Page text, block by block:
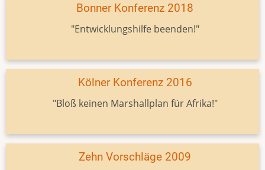
Bonner Konferenz 2018
"Entwicklungshilfe beenden!"
Kölner Konferenz 2016
"Bloß keinen Marshallplan für Afrika!"
Zehn Vorschläge 2009